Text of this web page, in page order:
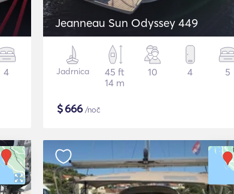
4
Jeanneau Sun Odyssey 449
Jadrnica
45 ft
14 m
10 4 5
$666/noč